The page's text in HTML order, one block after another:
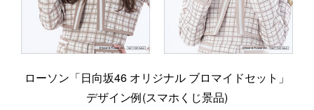
ローソン「日向坂46 オリジナル ブロマイドセット」
デザイン例(スマホくじ景品)